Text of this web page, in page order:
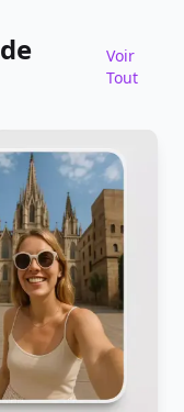
Voir
Tout